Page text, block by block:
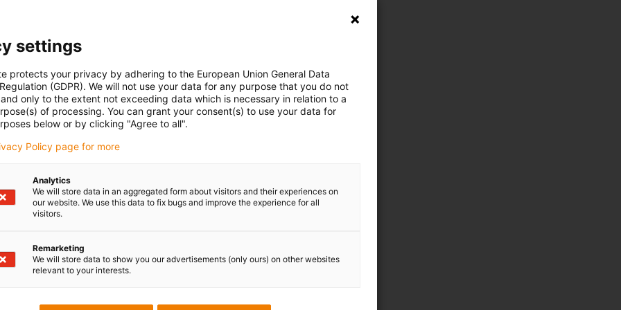
materials offer the option of freely designing all types of
and bearings. The variety of iglidur® plain bearing materials
bearing material with the best coefficients of friction and
processing, we also offer you the production of plain
strips of any shape. We can even provide urgent
with an agreed deadline.
with excess dimensions.
settings
protects your privacy by adhering to the European Union General Data
(GDPR). We will not use your data for any purpose that you do not
only to the extent not exceeding data which is necessary in relation to a
of processing. You can grant your consent(s) to use your data for
below or by clicking "Agree to all".
Policy page for more
Analytics
We will store data in an aggregated form about visitors and their experiences on
our website. We use this data to fix bugs and improve the experience for all
visitors.
Remarketing
We will store data to show you our advertisements (only ours) on other websites
relevant to your interests.